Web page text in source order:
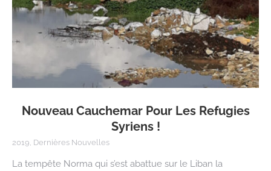
Nouveau Cauchemar Pour Les Refugies
Syriens !
2019, Dernières Nouvelles
La tempête Norma qui s’est abattue sur le Liban la